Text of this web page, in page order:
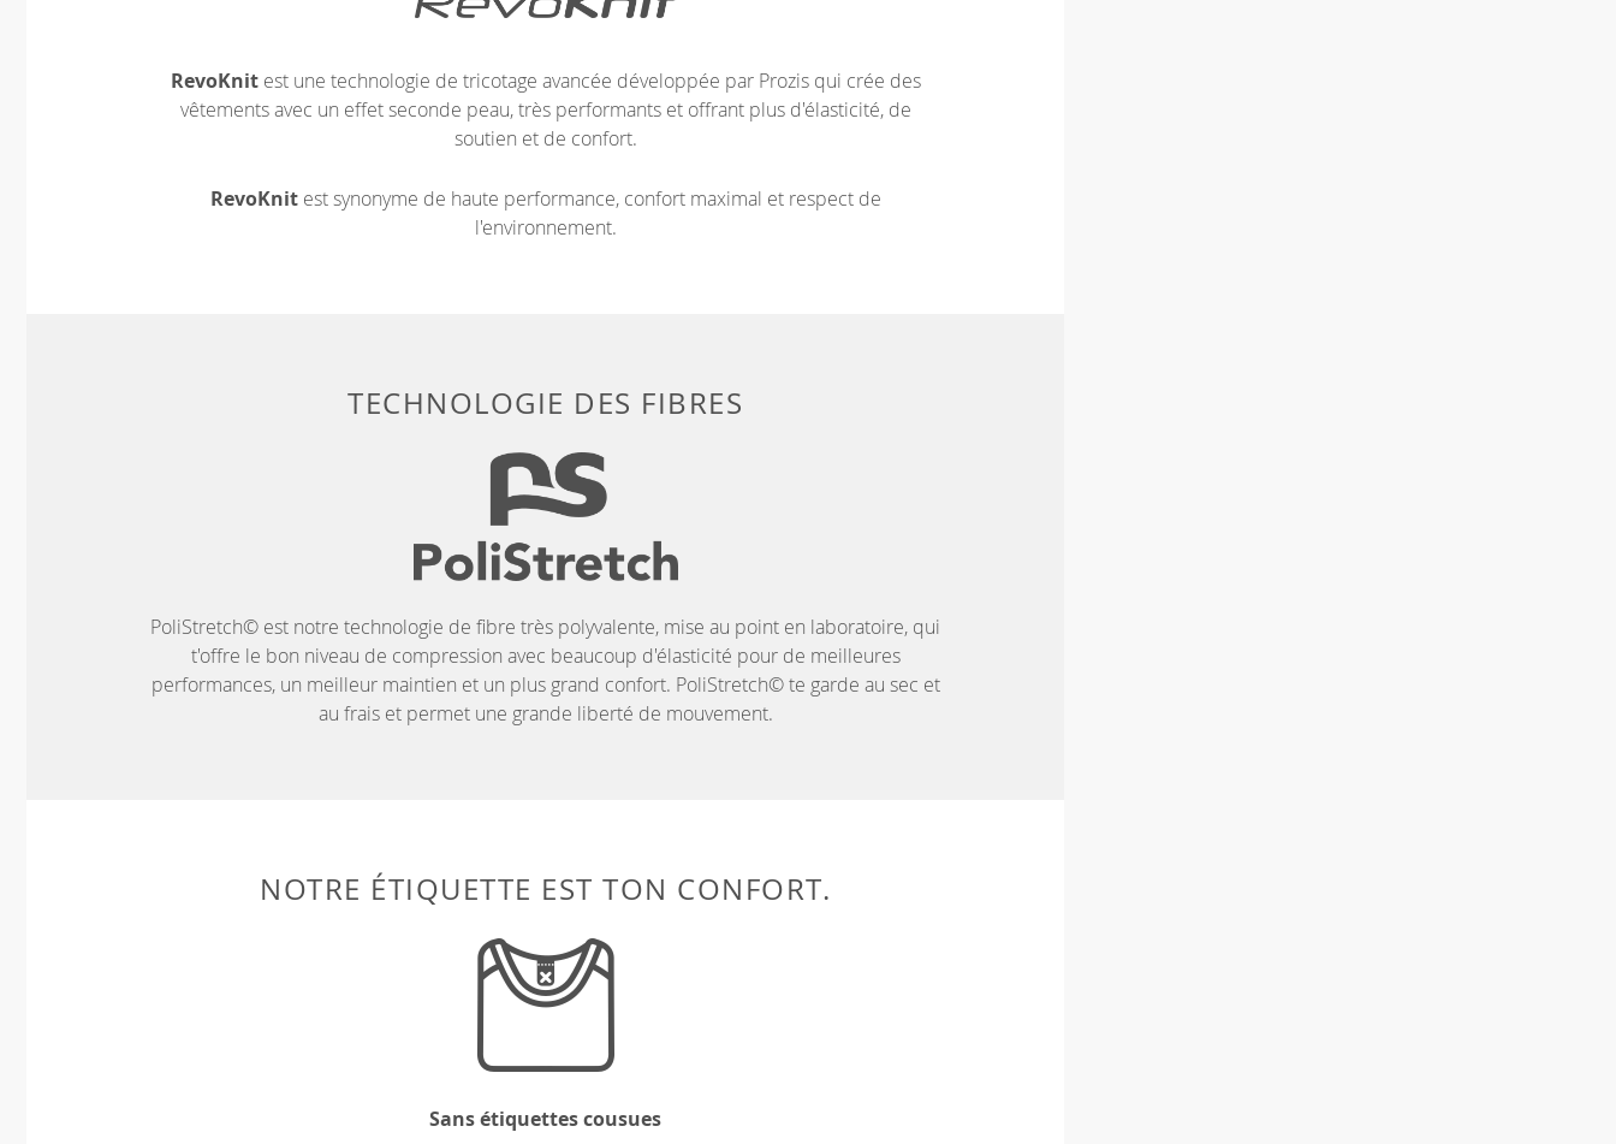
RevoKnitest une technologie de tricotage avancée développée par Prozis qui crée des
vêtements avec un effet seconde peau, très performants et offrant plus d'élasticité, de
soutien et de confort.
RevoKnitest synonyme de haute performance, confort maximal et respect de
l'environnement.
TECHNOLOGIE DES FIBRES
PoliStretch© est notre technologie de fibre très polyvalente, mise au point en laboratoire, qui
t'offre le bon niveau de compression avec beaucoup d'élasticité pour de meilleures
performances, un meilleur maintien et un plus grand confort. PoliStretch© te garde au sec et
au frais et permet une grande liberté de mouvement.
NOTRE ÉTIQUETTE EST TON CONFORT.
Sans étiquettes cousues